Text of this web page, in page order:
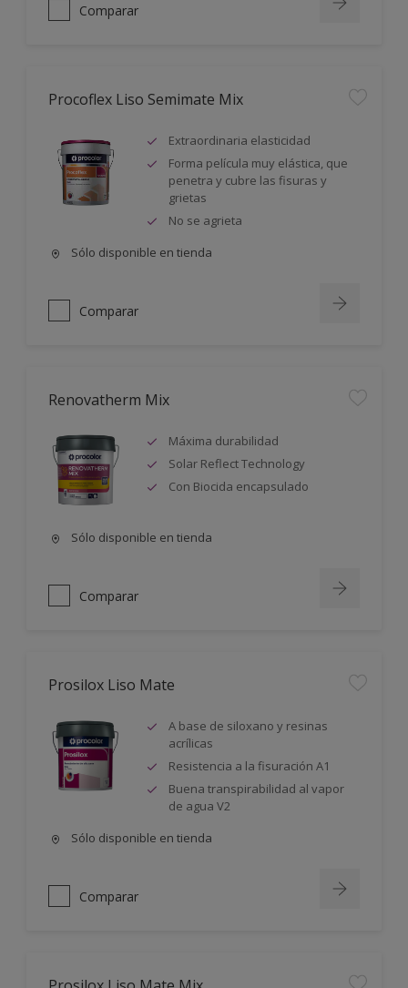
Comparar
Procoflex Liso Semimate Mix
Extraordinaria elasticidad
Forma película muy elástica, que
penetra y cubre las fisuras y
grietas
No se agrieta
Sólo disponible en tienda
Comparar
Renovatherm Mix
Máxima durabilidad
Solar Reflect Technology
Con Biocida encapsulado
Sólo disponible en tienda
Comparar
Prosilox Liso Mate
A base de siloxano y resinas
acrílicas
Resistencia a la fisuración A1
Buena transpirabilidad al vapor
de agua V2
Sólo disponible en tienda
Comparar